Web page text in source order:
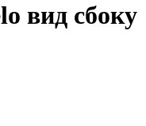
вид сбоку